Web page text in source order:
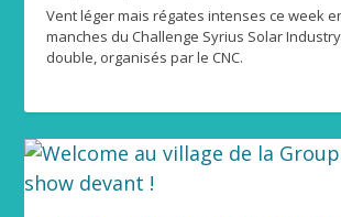
Vent léger mais régates intenses ce week
manches du Challenge Syrius Solar
double, organisés par le CNC.